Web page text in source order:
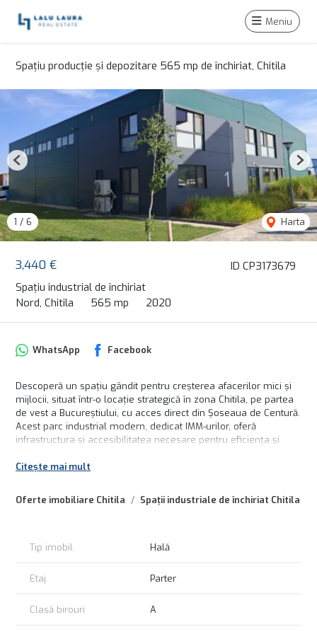
Meniu
Spațiu producție și depozitare 565 mp de închiriat, Chitila
ID CP3173679
3,440 €
Spațiu industrial de închiriat
Nord, Chitila
565 mp 2020
1 / 6 Harta
Previous
Oferte imobiliare Chitila Spații industriale de închiriat Chitila
WhatsApp Facebook
Descoperă un spațiu gândit pentru creșterea afacerilor mici și
mijlocii, situat într-o locație strategică în zona Chitila, pe partea
de vest a Bucureștiului, cu acces direct din Șoseaua de Centură.
Acest parc industrial modern, dedicat IMM-urilor, oferă
infrastructura și accesibilitatea necesare pentru eficiența și
Cu acest spațiu industrial te afli la o distanță optimă de
6 km de Autostrada A1 (București-Pitești), deschizând ușa către
vestul țării;
16 km până la Aeroportul Internațional Henri Coandă;
18 km de Autostrada A3 (București-Ploiești), pentru legături
rapide spre Moldova.
Hale Moderne, Echipate la Standardele de Clasa A
Citește mai mult
Tip imobil Hală
Etaj Parter
Clasă birouri A